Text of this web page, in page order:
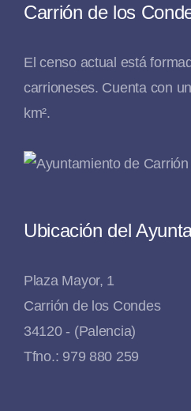
Carrión de los
El censo actual está
carrioneses. Cuenta con
km².
Ubicación del
Plaza Mayor, 1
Carrión de los Condes
34120 - (Palencia)
Tfno.: 979 880 259